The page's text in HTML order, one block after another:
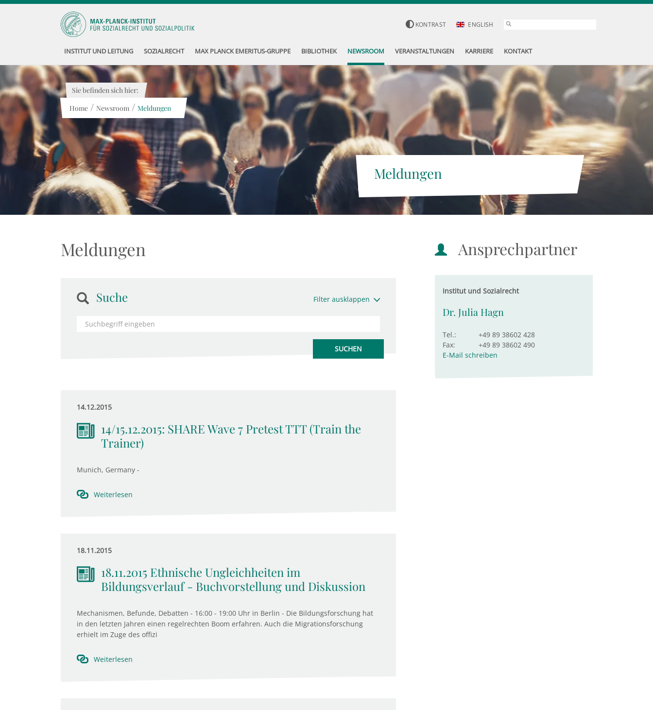
KONTRAST ENGLISH
INSTITUT UND LEITUNG SOZIALRECHT MAX PLANCK EMERITUS-GRUPPE BIBLIOTHEK NEWSROOM VERANSTALTUNGEN KARRIERE KONTAKT
Meldungen
Sie befinden sich hier:
Home / Newsroom / Meldungen
Meldungen
Suche Filter ausklappen
14.12.2015
14/15.12.2015: SHARE Wave 7 Pretest TTT (Train the
Trainer)
Munich, Germany -
Weiterlesen
18.11.2015
18.11.2015 Ethnische Ungleichheiten im
Bildungsverlauf - Buchvorstellung und Diskussion
Mechanismen, Befunde, Debatten - 16:00 - 19:00 Uhr in Berlin - Die Bildungsforschung hat
in den letzten Jahren einen regelrechten Boom erfahren. Auch die Migrationsforschung
erhielt im Zuge des offizi
Weiterlesen
Ansprechpartner
Institut und Sozialrecht
Dr. Julia Hagn
Tel.:
+49 89 38602 428
Fax:
+49 89 38602 490
E-Mail schreiben